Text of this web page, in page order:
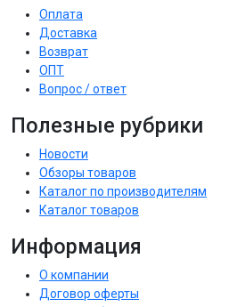
Оплата
Доставка
Возврат
ОПТ
Вопрос / ответ
Полезные рубрики
Новости
Обзоры товаров
Каталог по производителям
Каталог товаров
Информация
О компании
Договор оферты